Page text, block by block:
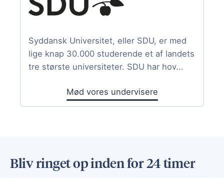
Syddansk Universitet, eller SDU, er med
lige knap 30.000 studerende et af landets
tre største universiteter. SDU har hov...
Mød vores undervisere
Bliv ringet op inden for 24 timer